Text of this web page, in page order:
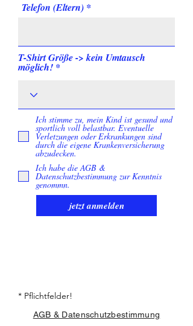
Telefon (Eltern)
T-Shirt Größe -> kein Umtausch
möglich!
Ich stimme zu, mein Kind ist gesund und
sportlich voll belastbar. Eventuelle
Verletzungen oder Erkrankungen sind
durch die eigene Krankenversicherung
abzudecken.
Ich habe die AGB &
Datenschutzbestimmung zur Kenntnis
genommn.
jetzt anmelden
* Pflichtfelder!
AGB & Datenschutzbestimmung